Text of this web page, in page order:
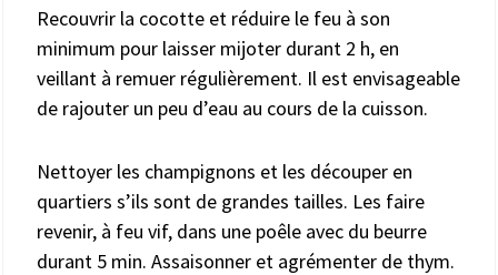
Recouvrir la cocotte et réduire le feu à son
minimum pour laisser mijoter durant 2 h, en
veillant à remuer régulièrement. Il est envisageable
de rajouter un peu d’eau au cours de la cuisson.
Nettoyer les champignons et les découper en
quartiers s’ils sont de grandes tailles. Les faire
revenir, à feu vif, dans une poêle avec du beurre
durant 5 min. Assaisonner et agrémenter de thym.